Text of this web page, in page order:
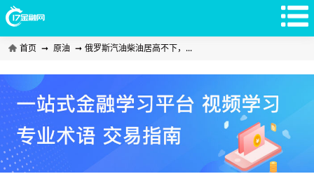
首页 ➞ 原油 ➞ 俄罗斯汽油柴油居高不下，...